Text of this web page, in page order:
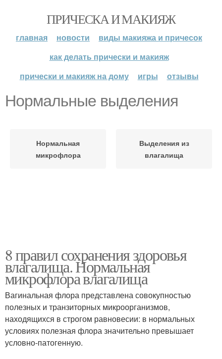
ПРИЧЕСКА И МАКИЯЖ
главная новости
виды макияжа и причесок
как делать прически и макияж
прически и макияж на дому
игры отзывы
Нормальные выделения
Нормальная
микрофлора
Выделения из
влагалища
8 правил сохранения здоровья
влагалища. Нормальная
микрофлора влагалища
Вагинальная флора представлена совокупностью
полезных и транзиторных микроорганизмов,
находящихся в строгом равновесии: в нормальных
условиях полезная флора значительно превышает
условно-патогенную.